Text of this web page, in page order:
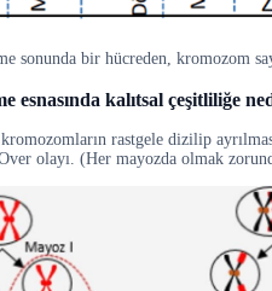
sonunda bir hücreden, kromozom
esnasında kalıtsal çeşitliliğe
rastgele dizilip
olayı. (Her mayozda olmak